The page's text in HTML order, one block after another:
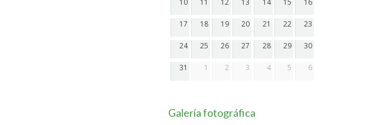
17 18 19 20 21 22 23
24 25 26 27 28 29 30
31 1 2 3 4 5 6
Galería fotográfica